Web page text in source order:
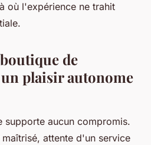
où l'expérience ne trahit
de
plaisir autonome
supporte aucun compromis.
attente d'un service